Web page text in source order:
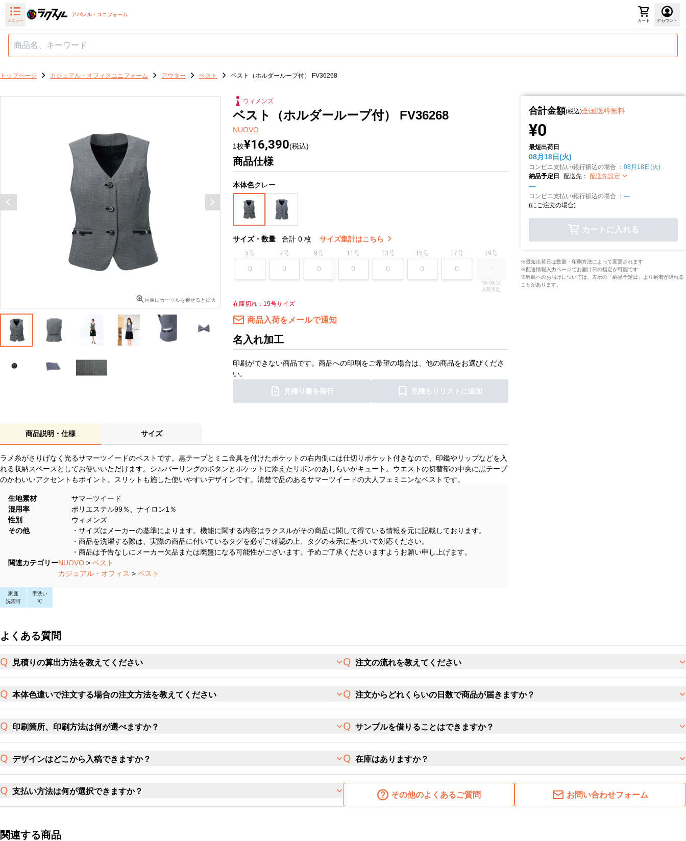
メニュー
アパレル・ユニフォーム
カート アカウント
トップページ カジュアル・オフィスユニフォーム アウター ベスト ベスト（ホルダーループ付） FV36268
画像にカーソルを乗せると拡大
ウィメンズ
ベスト（ホルダーループ付） FV36268
NUOVO
1枚¥16,390(税込)
商品仕様
本体色グレー
サイズ・数量 合計 0 枚 サイズ集計はこちら
5号 7号 9号 11号 13号 15号 17号 19号
'26 09/14
入荷予定
在庫切れ：19号サイズ
商品入荷をメールで通知
名入れ加工
印刷ができない商品です。商品への印刷をご希望の場合は、他の商品をお選びくださ
い。
見積り書を発行 見積もりリストに追加
合計金額(税込)全国送料無料
¥0
最短出荷日
08月18日(火)
コンビニ支払い/銀行振込の場合 ： 08月18日(火)
納品予定日
配送先： 配送先設定
—
コンビニ支払い/銀行振込の場合 ： —
(にご注文の場合)
カートに入れる
※最短出荷日は数量・印刷方法によって変更されます
※配送情報入力ページでお届け日の指定が可能です
※離島へのお届けについては、表示の「納品予定日」より到着が遅れる
ことがあります。
商品説明・仕様 サイズ
ラメ糸がさりげなく光るサマーツイードのベストです。黒テープとミニ金具を付けたポケットの右内側には仕切りポケット付きなので、印鑑やリップなどを入
れる収納スペースとしてお使いいただけます。シルバーリングのボタンとポケットに添えたリボンのあしらいがキュート。ウエストの切替部の中央に黒テープ
のかわいいアクセントもポイント。スリットも施した使いやすいデザインです。清楚で品のあるサマーツイードの大人フェミニンなベストです。
家庭
洗濯可
手洗い
可
生地素材
サマーツイード
混用率
ポリエステル99％、ナイロン1％
性別
ウィメンズ
その他
・サイズはメーカーの基準によります。機能に関する内容はラクスルがその商品に関して得ている情報を元に記載しております。
・商品を洗濯する際は、実際の商品に付いているタグを必ずご確認の上、タグの表示に基づいて対応ください。
・商品は予告なしにメーカー欠品または廃盤になる可能性がございます。予めご了承くださいますようお願い申し上げます。
関連カテゴリーNUOVO > ベスト
カジュアル・オフィス > ベスト
よくある質問
見積りの算出方法を教えてください
本体色違いで注文する場合の注文方法を教えてください
印刷箇所、印刷方法は何が選べますか？
デザインはどこから入稿できますか？
支払い方法は何が選択できますか？
注文の流れを教えてください
注文からどれくらいの日数で商品が届きますか？
サンプルを借りることはできますか？
在庫はありますか？
その他のよくあるご質問 お問い合わせフォーム
関連する商品